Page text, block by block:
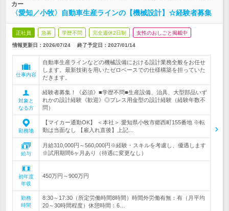
カー
〈愛知／小牧〉自動車生産ラインの【機械設計】☆経験者募集
正社員 急募 学歴不問 完全週休2日制 女性のおしごと掲載中
情報更新日：2026/07/24 終了予定日： 2027/01/14
仕事内容
自動車生産ラインなどの機械設備における設計業務全般をお任せ
します。最新技術を用いたゼロベースでの仕様構築を担っていた
だきます。
対象と
なる方
経験者募集！《必須》■学歴不問■生産設備、治具、大型部品いず
れかの設計経験《歓迎》◎プレス用金型の設計経験（経験年数不
問）
勤務地
【マイカー通勤OK】 ＜本社＞ 愛知県小牧市郷西町155番地 ※転
勤は当面なし 【雇入れ直後】上記…
給与
月給310,000円～560,000円※経験・スキルを考慮し、優遇します
※試用期間6ヶ月あり（待遇に変更なし）
初年度
年収
450万円～900万円
勤務
時間
8:30～17:30（所定労働時間8時間）時間外労働有無：有（月平均
20～30時間程度）休憩時間：6…